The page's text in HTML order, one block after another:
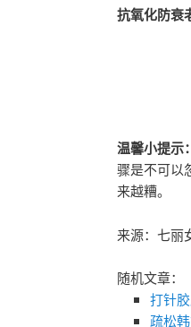
抗氧化防衰
温馨小提示：
骤是不可以
来越糟。
来源：七丽
随机文章：
打针
疏松